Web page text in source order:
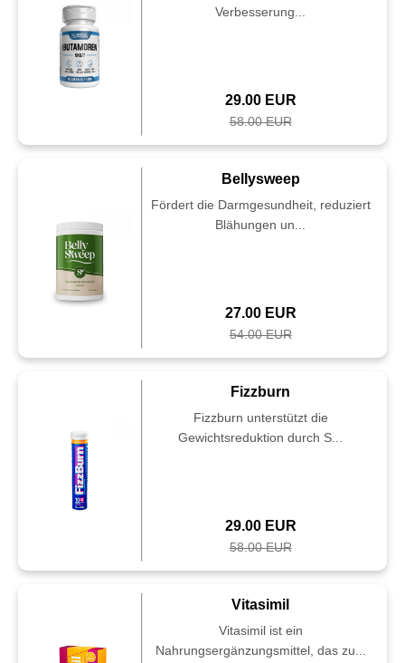
Verbesserung...
29.00 EUR
58.00 EUR
Bellysweep
Fördert die Darmgesundheit, reduziert
Blähungen un...
27.00 EUR
54.00 EUR
Fizzburn
Fizzburn unterstützt die
Gewichtsreduktion durch S...
29.00 EUR
58.00 EUR
Vitasimil
Vitasimil ist ein
Nahrungsergänzungsmittel, das zu...